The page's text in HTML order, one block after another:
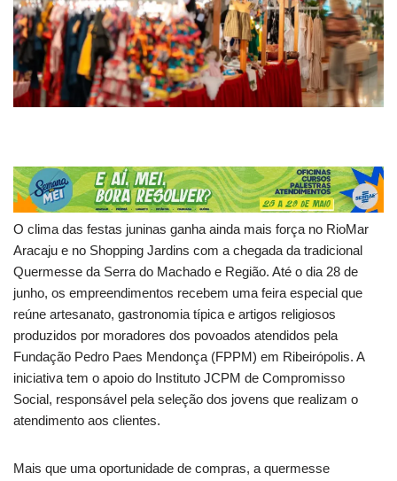
O clima das festas juninas ganha ainda mais força no RioMar
Aracaju e no Shopping Jardins com a chegada da tradicional
Quermesse da Serra do Machado e Região. Até o dia 28 de
junho, os empreendimentos recebem uma feira especial que
reúne artesanato, gastronomia típica e artigos religiosos
produzidos por moradores dos povoados atendidos pela
Fundação Pedro Paes Mendonça (FPPM) em Ribeirópolis. A
iniciativa tem o apoio do Instituto JCPM de Compromisso
Social, responsável pela seleção dos jovens que realizam o
atendimento aos clientes.
Mais que uma oportunidade de compras, a quermesse